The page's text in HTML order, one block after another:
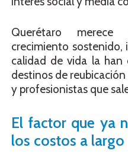
Querétaro merece
crecimiento
calidad de vida la
destinos de
y profesionistas que
El factor que ya
los costos a